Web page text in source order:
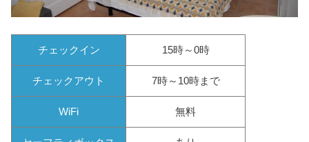
チェックイン 15時～0時
チェックアウト 7時～10時まで
WiFi 無料